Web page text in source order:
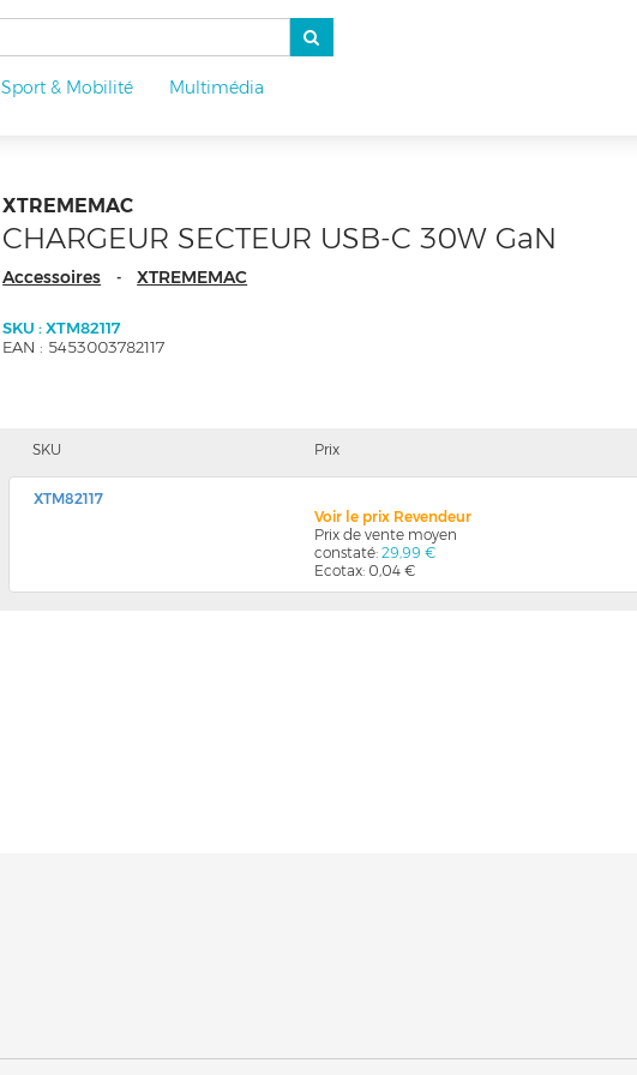
Sport & Mobilité Multimédia
XTREMEMAC
CHARGEUR SECTEUR USB-C 30W GaN
Accessoires - XTREMEMAC
SKU : XTM82117
EAN : 5453003782117
SKU Prix
XTM82117
Voir le prix Revendeur
Prix de vente moyen
constaté:29,99 €
Ecotax: 0,04 €